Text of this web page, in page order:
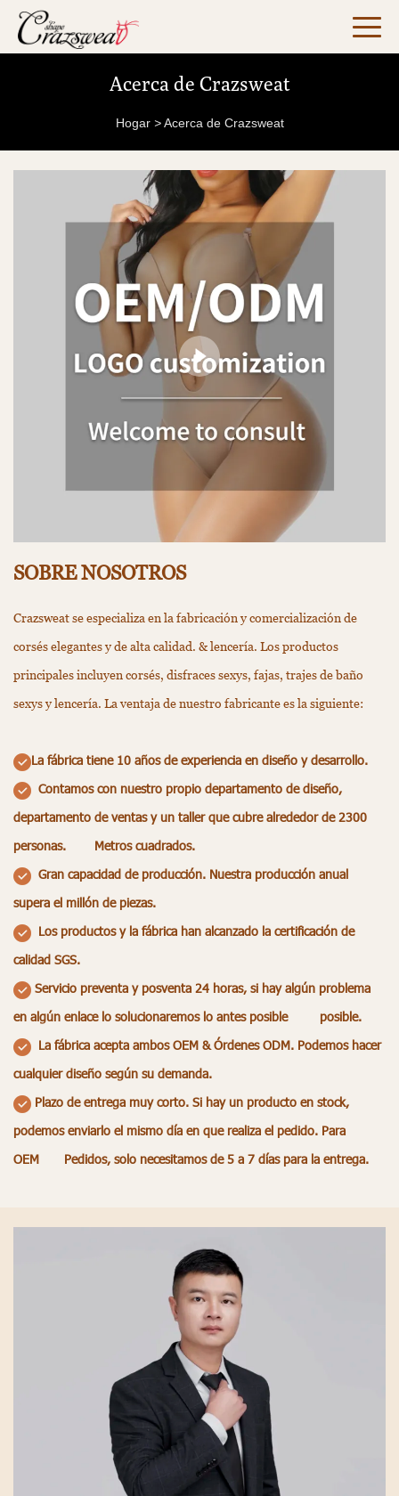
Acerca de Crazsweat
Hogar > Acerca de Crazsweat
SOBRE NOSOTROS
Crazsweat se especializa en la fabricación y comercialización de
corsés elegantes y de alta calidad. & lencería. Los productos
principales incluyen corsés, disfraces sexys, fajas, trajes de baño
sexys y lencería. La ventaja de nuestro fabricante es la siguiente:
La fábrica tiene 10 años de experiencia en diseño y desarrollo.
Contamos con nuestro propio departamento de diseño,
departamento de ventas y un taller que cubre alrededor de 2300
personas. Metros cuadrados.
Gran capacidad de producción. Nuestra producción anual
supera el millón de piezas.
Los productos y la fábrica han alcanzado la certificación de
calidad SGS.
Servicio preventa y posventa 24 horas, si hay algún problema
en algún enlace lo solucionaremos lo antes posible posible.
La fábrica acepta ambos OEM & Órdenes ODM. Podemos hacer
cualquier diseño según su demanda.
Plazo de entrega muy corto. Si hay un producto en stock,
podemos enviarlo el mismo día en que realiza el pedido. Para
OEM Pedidos, solo necesitamos de 5 a 7 días para la entrega.